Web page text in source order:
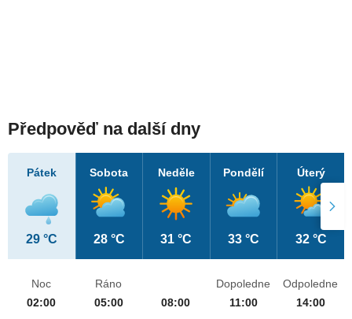
Předpověď na další dny
Pátek
29 °C
Sobota
28 °C
Neděle
31 °C
Pondělí
33 °C
Úterý
32 °C
Noc
02:00
Ráno
05:00
08:00
Dopoledne
11:00
Odpoledne
14:00